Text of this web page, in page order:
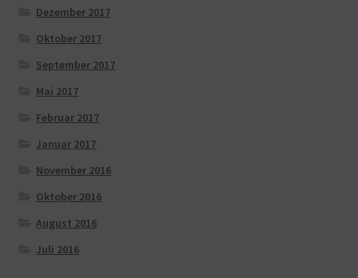
Dezember 2017
Oktober 2017
September 2017
Mai 2017
Februar 2017
Januar 2017
November 2016
Oktober 2016
August 2016
Juli 2016